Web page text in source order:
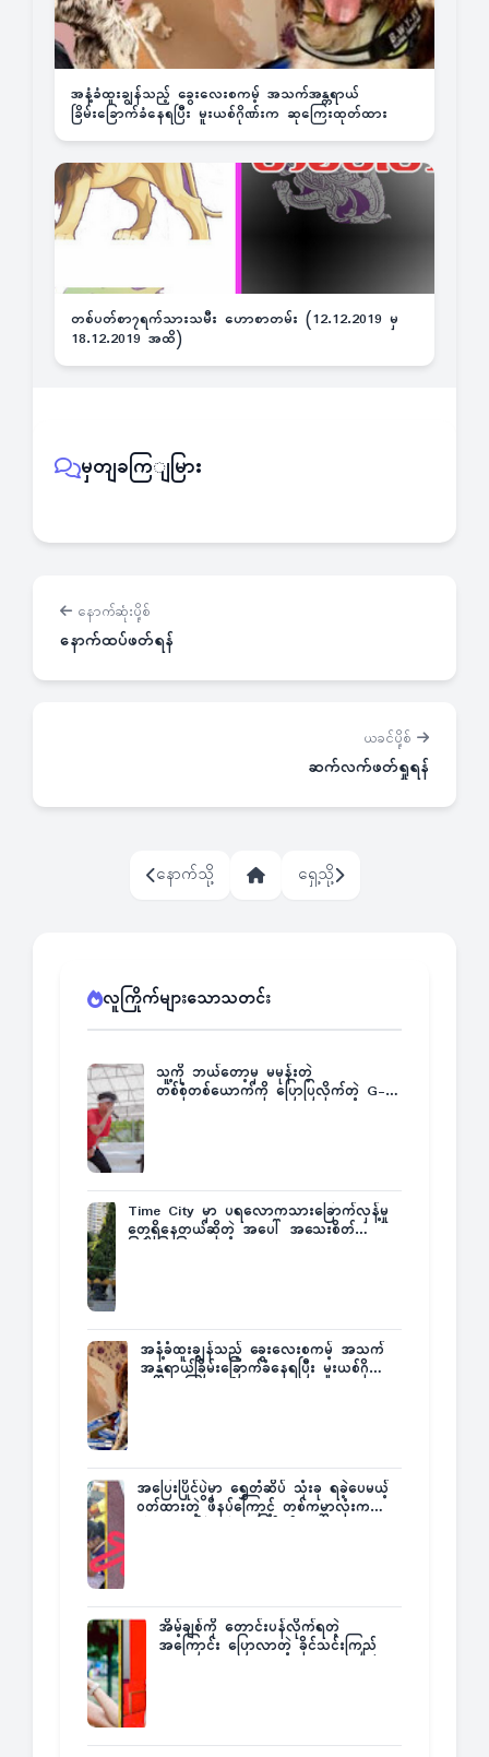
အနံ့ခံထူးချွန်သည့် ခွေးလေးစကမ့် အသက်အန္တရာယ်
ခြိမ်းခြောက်ခံနေရပြီး မူးယစ်ဂိုဏ်းက ဆုကြေးထုတ်ထား
တစ်ပတ်စာ၇ရက်သားသမီး ဟောစာတမ်း (12.12.2019 မှ
18.12.2019 အထိ)
မှတျခကြျမြား
နောက်ဆုံးပို့စ်
နောက်ထပ်ဖတ်ရန်
ယခင်ပို့စ်
ဆက်လက်ဖတ်ရှုရန်
နောက်သို့ ရှေ့သို့
လူကြိုက်များသောသတင်း
သူ့ကို ဘယ်တော့မှ မမုန်းတဲ့
တစ်စုံတစ်ယောက်ကို ပြောပြလိုက်တဲ့ G-
Time City မှာ ပရလောကသားခြောက်လှန့်မှု
တွေရှိနေတယ်ဆိုတဲ့ အပေါ် အသေးစိတ်
အနံ့ခံထူးချွန်သည့် ခွေးလေးစကမ့် အသက်
အန္တရာယ်ခြိမ်းခြောက်ခံနေရပြီး မူးယစ်ဂိုဏ်း
အပြေးပြိုင်ပွဲမှာ ရွှေတံဆိပ် သုံးခု ရခဲ့ပေမယ့်
ဝတ်ထားတဲ့ ဖိနပ်ကြောင့် တစ်ကမ္ဘာလုံးက
အိမ့်ချစ်ကို တောင်းပန်လိုက်ရတဲ့
အကြောင်း ပြောလာတဲ့ ခိုင်သင်းကြည်